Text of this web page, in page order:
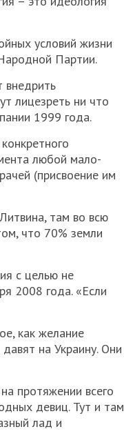
условий жизни
Партии.
внедрить
лицезреть ни что
1999 года.
любой мало-
(присвоение им
там во всю
что 70% земли
с целью не
2008 года. «Если
как желание
на Украину. Они
протяжении всего
девиц. Тут и там
лад и